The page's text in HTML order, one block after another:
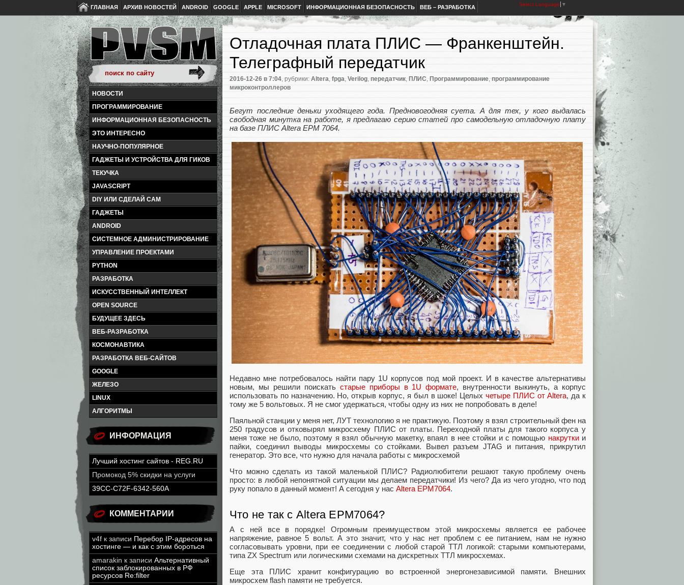
ГЛАВНАЯ АРХИВ НОВОСТЕЙ ANDROID GOOGLE APPLE MICROSOFT ИНФОРМАЦИОННАЯ БЕЗОПАСНОСТЬ ВЕБ – РАЗРАБОТКА Select Language ▼
НОВОСТИ
ПРОГРАММИРОВАНИЕ
ИНФОРМАЦИОННАЯ БЕЗОПАСНОСТЬ
ЭТО ИНТЕРЕСНО
НАУЧНО-ПОПУЛЯРНОЕ
ГАДЖЕТЫ И УСТРОЙСТВА ДЛЯ ГИКОВ
ТЕКУЧКА
JAVASCRIPT
DIY ИЛИ СДЕЛАЙ САМ
ГАДЖЕТЫ
ANDROID
СИСТЕМНОЕ АДМИНИСТРИРОВАНИЕ
УПРАВЛЕНИЕ ПРОЕКТАМИ
PYTHON
РАЗРАБОТКА
ИСКУССТВЕННЫЙ ИНТЕЛЛЕКТ
OPEN SOURCE
БУДУЩЕЕ ЗДЕСЬ
ВЕБ-РАЗРАБОТКА
КОСМОНАВТИКА
РАЗРАБОТКА ВЕБ-САЙТОВ
GOOGLE
ЖЕЛЕЗО
LINUX
АЛГОРИТМЫ
ИНФОРМАЦИЯ
Лучший хостинг сайтов - REG.RU
Промокод 5% скидки на услуги
39CC-C72F-6342-560A
КОММЕНТАРИИ
v4f к записи Перебор IP-адресов на
хостинге — и как с этим бороться
amarakin к записи Альтернативный
список заблокированных в РФ
ресурсов Re:filter
Отладочная плата ПЛИС — Франкенштейн.
Телеграфный передатчик
2016-12-26 в 7:04, рубрики: Altera, fpga, Verilog, передатчик, ПЛИС, Программирование, программирование
микроконтроллеров
Бегут последние деньки уходящего года. Предновогодняя суета. А для тех, у кого выдалась
свободная минутка на работе, я предлагаю серию статей про самодельную отладочную плату
на базе ПЛИС Altera EPM 7064.
Недавно мне потребовалось найти пару 1U корпусов под мой проект. И в качестве альтернативы
новым, мы решили поискать старые приборы в 1U формате, внутренности выкинуть, а корпус
использовать по назначению. Но, открыв корпус, я был в шоке! Целых четыре ПЛИС от Altera, да к
тому же 5 вольтовых. Я не смог удержаться, чтобы одну из них не попробовать в деле!
Паяльной станции у меня нет, ЛУТ технологию я не практикую. Поэтому я взял строительный фен на
250 градусов и отковырял микросхему ПЛИС от платы. Переходной платы для такого корпуса у
меня тоже не было, поэтому я взял обычную макетку, впаял в нее стойки и с помощью накруткии
пайки, соединил выводы микросхемы со стойками. Вывел разъем JTAG и питания, прикрутил
генератор. Это все, что нужно для начала работы с микросхемой
Что можно сделать из такой маленькой ПЛИС? Радиолюбители решают такую проблему очень
просто: в любой непонятной ситуации мы делаем передатчики! Из чего? Да из чего угодно, что под
руку попало в данный момент! А сегодня у нас Altera EPM7064.
Что не так с Altera EPM7064?
А с ней все в порядке! Огромным преимуществом этой микросхемы является ее рабочее
напряжение, равное 5 вольт. А это значит, что у нас нет проблем с ее питанием, нам не нужно
согласовывать уровни, при ее соединении с любой старой ТТЛ логикой: старыми компьютерами,
типа ZX Spectrum или логическими схемами на дискретных ТТЛ микросхемах.
Еще эта ПЛИС хранит конфигурацию во встроенной энергонезависимой памяти. Внешних
микросхем flash памяти не требуется.